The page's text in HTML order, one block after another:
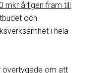
mkr årligen fram till
och
i hela
övertygade om att